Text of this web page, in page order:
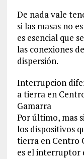
De nada vale
si las masas no
es esencial que
las conexiones
dispersión.
Interrupcion
a tierra en
Gamarra
Por último, mas
los dispositivos
tierra en Centro
es el interruptor